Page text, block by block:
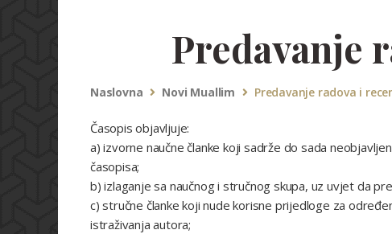
Predavanje
Naslovna Novi Muallim Predavanje radova i
Časopis objavljuje:
a) izvorne naučne članke koji sadrže do sada
časopisa;
b) izlaganje sa naučnog i stručnog skupa, uz uvjet da
c) stručne članke koji nude korisne prijedloge za
istraživanja autora;